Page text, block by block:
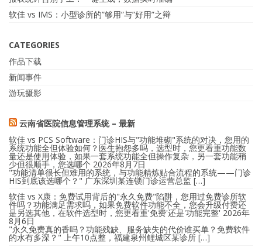
软佳 vs IMS：小型诊所的”够用”与”好用”之辩
CATEGORIES
作品下载
新闻事件
游玩摄影
云南省医院信息管理系统 – 最新
软佳 vs PCS Software：门诊HIS与"功能堆砌"系统的对决，您用的
系统功能全但体验如何？医生抱怨多吗，选型时，您更看重功能数
量还是使用体验，如果一套系统功能全但操作复杂，另一套功能稍
少但很顺手，您选哪个 2026年8月7日
"功能清单很长但难用的系统，与功能精炼贴合流程的系统——门诊
HIS到底该选哪个？" 广东深圳某连锁门诊运营总监 […]
软佳 vs X康：免费试用背后的"永久免费"陷阱，您用过免费诊所软
件吗？功能满足需求吗，如果免费软件功能不全，您会升级付费还
是另选其他，在软件选型时，您更看重'免费'还是'功能完整' 2026年
8月6日
"永久免费真的香吗？功能残缺、服务缺失的代价谁买单？免费软件
的水有多深？" 上午10点整，福建泉州鲤城区某诊所 […]